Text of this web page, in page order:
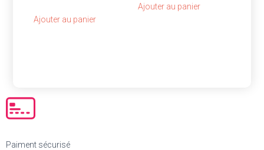
Ajouter au panier
Ajouter au panier
Paiment sécurisé